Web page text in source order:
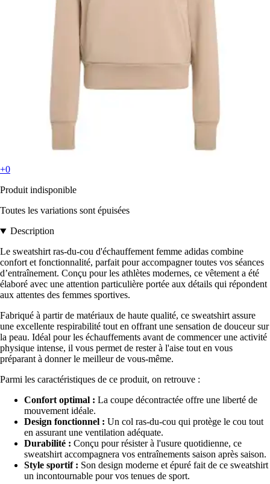
+0
Produit indisponible
Toutes les variations sont épuisées
Description
Le sweatshirt ras-du-cou d'échauffement femme adidas combine
confort et fonctionnalité, parfait pour accompagner toutes vos séances
d’entraînement. Conçu pour les athlètes modernes, ce vêtement a été
élaboré avec une attention particulière portée aux détails qui répondent
aux attentes des femmes sportives.
Fabriqué à partir de matériaux de haute qualité, ce sweatshirt assure
une excellente respirabilité tout en offrant une sensation de douceur sur
la peau. Idéal pour les échauffements avant de commencer une activité
physique intense, il vous permet de rester à l'aise tout en vous
préparant à donner le meilleur de vous-même.
Parmi les caractéristiques de ce produit, on retrouve :
Confort optimal : La coupe décontractée offre une liberté de
mouvement idéale.
Design fonctionnel : Un col ras-du-cou qui protège le cou tout
en assurant une ventilation adéquate.
Durabilité : Conçu pour résister à l'usure quotidienne, ce
sweatshirt accompagnera vos entraînements saison après saison.
Style sportif : Son design moderne et épuré fait de ce sweatshirt
un incontournable pour vos tenues de sport.